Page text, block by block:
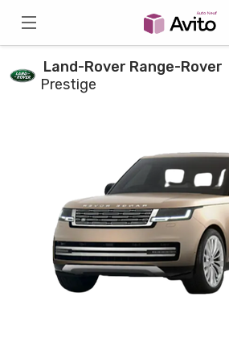
Land-Rover Range-Rover
Prestige